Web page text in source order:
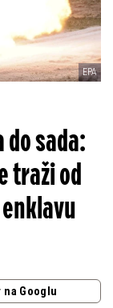
EPA
sada:
traži od
Googlu